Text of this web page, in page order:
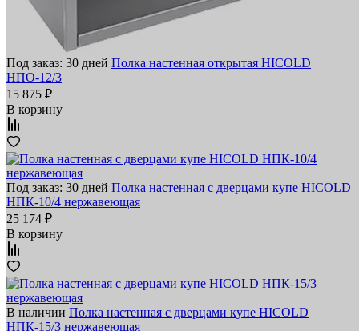
Под заказ: 30 дней Полка настенная открытая HICOLD
НПО-12/3
15 875 ₽
В корзину
Под заказ: 30 дней Полка настенная с дверцами купе HICOLD
НПК-10/4 нержавеющая
25 174 ₽
В корзину
В наличии Полка настенная с дверцами купе HICOLD
НПК-15/3 нержавеющая